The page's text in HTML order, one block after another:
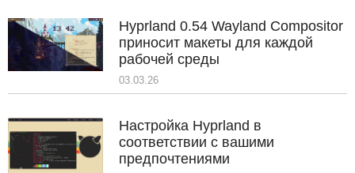
Hyprland 0.54 Wayland Compositor
приносит макеты для каждой
рабочей среды
03.03.26
Настройка Hyprland в
соответствии с вашими
предпочтениями